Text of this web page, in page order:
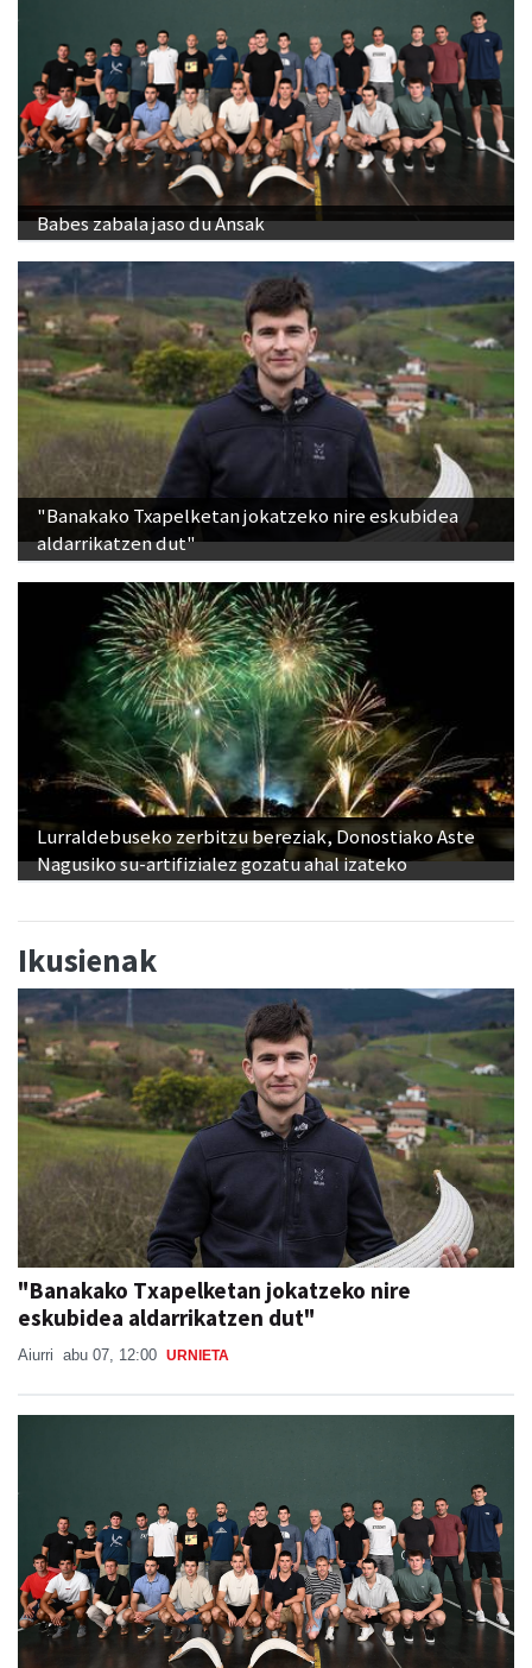
Babes zabala jaso du Ansak
"Banakako Txapelketan jokatzeko nire eskubidea
aldarrikatzen dut"
Lurraldebuseko zerbitzu bereziak, Donostiako Aste
Nagusiko su-artifizialez gozatu ahal izateko
Ikusienak
"Banakako Txapelketan jokatzeko nire
eskubidea aldarrikatzen dut"
Aiurri abu 07, 12:00 URNIETA